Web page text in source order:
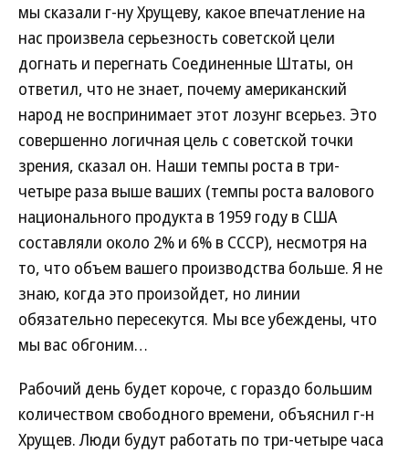
мы сказали г-ну Хрущеву, какое впечатление на
нас произвела серьезность советской цели
догнать и перегнать Соединенные Штаты, он
ответил, что не знает, почему американский
народ не воспринимает этот лозунг всерьез. Это
совершенно логичная цель с советской точки
зрения, сказал он. Наши темпы роста в три-
четыре раза выше ваших (темпы роста валового
национального продукта в 1959 году в США
составляли около 2% и 6% в СССР), несмотря на
то, что объем вашего производства больше. Я не
знаю, когда это произойдет, но линии
обязательно пересекутся. Мы все убеждены, что
мы вас обгоним…
Рабочий день будет короче, с гораздо большим
количеством свободного времени, объяснил г-н
Хрущев. Люди будут работать по три-четыре часа